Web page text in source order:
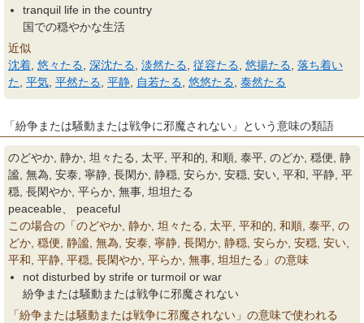
tranquil life in the country
国での穏やかな生活
近似
沈着 悠々たる 深沈たる 淡然たる 従容たる 悠揚たる 落ち着い
た 平気 平然たる 平静 自若たる 悠悠たる 泰然たる
「紛争または騒動または戦争に邪魔されない」という意味の類語
のどやか, 静か, 坦々たる, 太平, 平和的, 和順, 泰平, のどか, 穏便, 静
謐, 無為, 安泰, 寧静, 長閑か, 静穏, 安らか, 安穏, 安い, 平和, 平静, 平
穏, 長閑やか, 平らか, 無事, 坦坦たる
peaceable、 peaceful
この場合の「のどやか, 静か, 坦々たる, 太平, 平和的, 和順, 泰平, の
どか, 穏便, 静謐, 無為, 安泰, 寧静, 長閑か, 静穏, 安らか, 安穏, 安い,
平和, 平静, 平穏, 長閑やか, 平らか, 無事, 坦坦たる」の意味
not disturbed by strife or turmoil or war
紛争または騒動または戦争に邪魔されない
「紛争または騒動または戦争に邪魔されない」の意味で使われる